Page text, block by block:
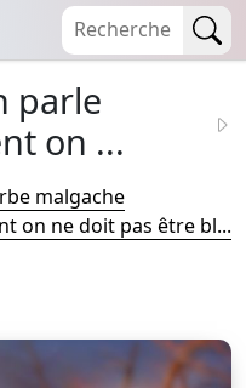
parle
on ...
malgache
on ne doit pas être bl...